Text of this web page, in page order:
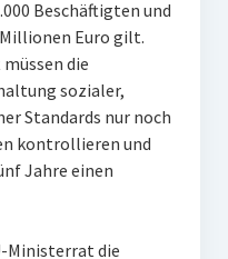
Beschäftigten und
Euro gilt.
die
sozialer,
Standards nur noch
kontrollieren und
Jahre einen
Ministerrat die